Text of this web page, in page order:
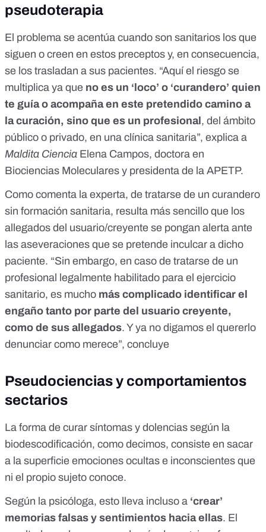
pseudoterapia
El problema se acentúa cuando son sanitarios los que
siguen o creen en estos preceptos y, en consecuencia,
se los trasladan a sus pacientes. “Aquí el riesgo se
multiplica ya que no es un ‘loco’ o ‘curandero’ quien
te guía o acompaña en este pretendido camino a
la curación, sino que es un profesional , del ámbito
público o privado, en una clínica sanitaria”, explica a
Maldita Ciencia Elena Campos, doctora en
Biociencias Moleculares y presidenta de la APETP.
Como comenta la experta, de tratarse de un curandero
sin formación sanitaria, resulta más sencillo que los
allegados del usuario/creyente se pongan alerta ante
las aseveraciones que se pretende inculcar a dicho
paciente. “Sin embargo, en caso de tratarse de un
profesional legalmente habilitado para el ejercicio
sanitario, es mucho más complicado identificar el
engaño tanto por parte del usuario creyente,
como de sus allegados. Y ya no digamos el quererlo
denunciar como merece”, concluye
Pseudociencias y comportamientos
sectarios
La forma de curar síntomas y dolencias según la
biodescodificación, como decimos, consiste en sacar
a la superficie emociones ocultas e inconscientes que
ni el propio sujeto conoce.
Según la psicóloga, esto lleva incluso a ‘crear’
memorias falsas y sentimientos hacia ellas. El